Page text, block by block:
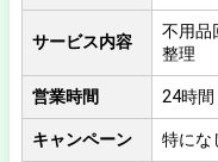
サービス内容
不用品
整理
営業時間 24時間
キャンペーン 特にな